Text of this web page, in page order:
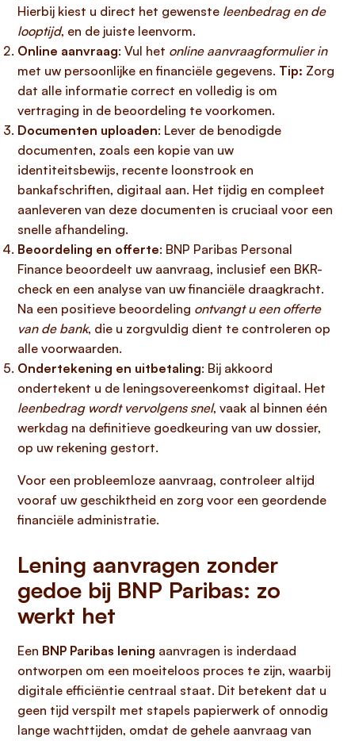
Hierbij kiest u direct het gewenste leenbedrag en de
looptijd, en de juiste leenvorm.
Online aanvraag: Vul het online aanvraagformulier in
met uw persoonlijke en financiële gegevens. Tip: Zorg
dat alle informatie correct en volledig is om
vertraging in de beoordeling te voorkomen.
Documenten uploaden: Lever de benodigde
documenten, zoals een kopie van uw
identiteitsbewijs, recente loonstrook en
bankafschriften, digitaal aan. Het tijdig en compleet
aanleveren van deze documenten is cruciaal voor een
snelle afhandeling.
Beoordeling en offerte: BNP Paribas Personal
Finance beoordeelt uw aanvraag, inclusief een BKR-
check en een analyse van uw financiële draagkracht.
Na een positieve beoordeling ontvangt u een offerte
van de bank, die u zorgvuldig dient te controleren op
alle voorwaarden.
Ondertekening en uitbetaling: Bij akkoord
ondertekent u de leningsovereenkomst digitaal. Het
leenbedrag wordt vervolgens snel, vaak al binnen één
werkdag na definitieve goedkeuring van uw dossier,
op uw rekening gestort.
Voor een probleemloze aanvraag, controleer altijd
vooraf uw geschiktheid en zorg voor een geordende
financiële administratie.
Lening aanvragen zonder
gedoe bij BNP Paribas: zo
werkt het
Een BNP Paribas lening aanvragen is inderdaad
ontworpen om een moeiteloos proces te zijn, waarbij
digitale efficiëntie centraal staat. Dit betekent dat u
geen tijd verspilt met stapels papierwerk of onnodig
lange wachttijden, omdat de gehele aanvraag van